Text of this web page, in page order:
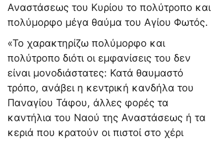
Αναστάσεως του Κυρίου το πολύτροπο και
πολύμορφο μέγα θαύμα του Αγίου Φωτός.
«Το χαρακτηρίζω πολύμορφο και
πολύτροπο διότι οι εμφανίσεις του δεν
είναι μονοδιάστατες: Κατά θαυμαστό
τρόπο, ανάβει η κεντρική κανδήλα του
Παναγίου Τάφου, άλλες φορές τα
καντήλια του Ναού της Αναστάσεως ή τα
κεριά που κρατούν οι πιστοί στο χέρι